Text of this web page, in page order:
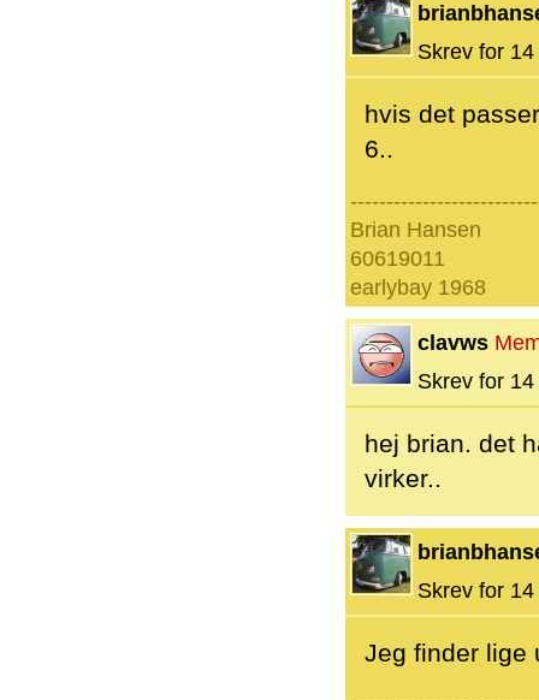
Skrev for
hvis det
6..
Brian Hansen
60619011
earlybay 1968
clavws
Skrev for
hej brian. det
virker..
Skrev for
Jeg finder lige